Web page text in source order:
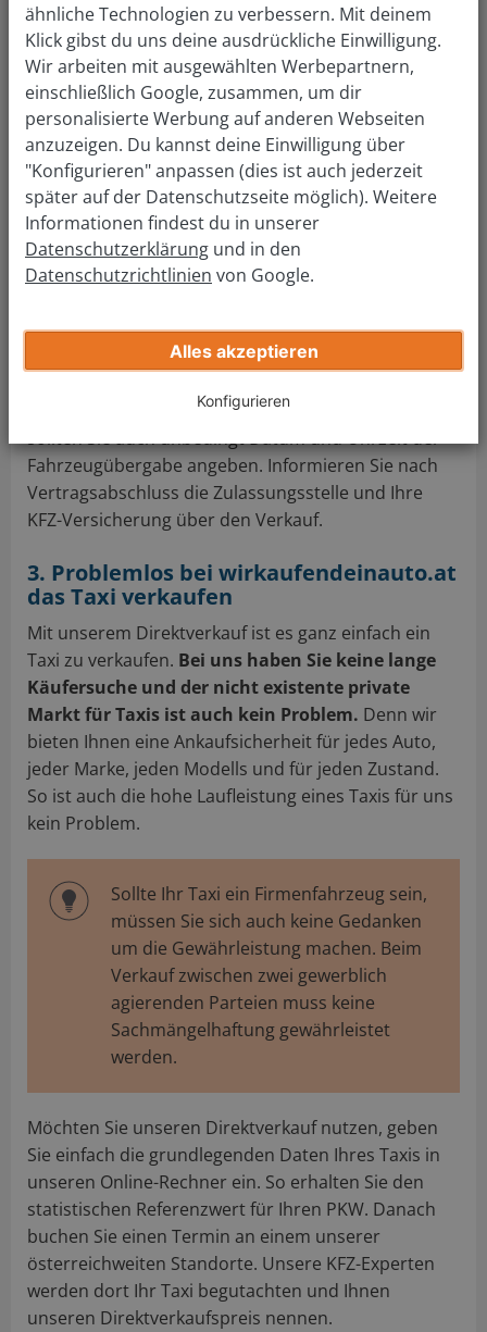
Von welcher Marke ist dein Auto?
Welches Modell?
In welchem Jahr wurde es zugelassen?
Jetzt kostenlos bewerten
Sobald Sie sich mit dem Käufer geeinigt haben,
sollten Sie auch unbedingt Datum und Uhrzeit der
Fahrzeugübergabe angeben. Informieren Sie nach
Vertragsabschluss die Zulassungsstelle und Ihre
KFZ-Versicherung über den Verkauf.
3. Problemlos bei wirkaufendeinauto.at
das Taxi verkaufen
Mit unserem Direktverkauf ist es ganz einfach ein
Taxi zu verkaufen. Bei uns haben Sie keine lange
Käufersuche und der nicht existente private
Markt für Taxis ist auch kein Problem. Denn wir
bieten Ihnen eine Ankaufsicherheit für jedes Auto,
jeder Marke, jeden Modells und für jeden Zustand.
So ist auch die hohe Laufleistung eines Taxis für uns
kein Problem.
Sollte Ihr Taxi ein Firmenfahrzeug sein,
müssen Sie sich auch keine Gedanken
um die Gewährleistung machen. Beim
Verkauf zwischen zwei gewerblich
agierenden Parteien muss keine
Sachmängelhaftung gewährleistet
werden.
Möchten Sie unseren Direktverkauf nutzen, geben
Sie einfach die grundlegenden Daten Ihres Taxis in
unseren Online-Rechner ein. So erhalten Sie den
statistischen Referenzwert für Ihren PKW. Danach
buchen Sie einen Termin an einem unserer
österreichweiten Standorte. Unsere KFZ-Experten
werden dort Ihr Taxi begutachten und Ihnen
unseren Direktverkaufspreis nennen.
ähnliche Technologien zu verbessern. Mit deinem
Klick gibst du uns deine ausdrückliche Einwilligung.
Wir arbeiten mit ausgewählten Werbepartnern,
einschließlich Google, zusammen, um dir
personalisierte Werbung auf anderen Webseiten
anzuzeigen. Du kannst deine Einwilligung über
"Konfigurieren" anpassen (dies ist auch jederzeit
später auf der Datenschutzseite möglich). Weitere
Informationen findest du in unserer
Datenschutzerklärung und in den
Datenschutzrichtlinien von Google.
Alles akzeptieren
Konfigurieren